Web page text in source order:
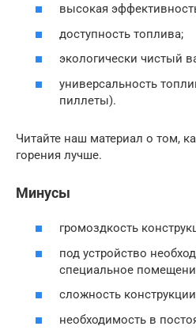
высокая
доступность топлива;
экологически чистый
универсальность
пиллеты).
Читайте наш материал о том,
горения лучше.
Минусы
громоздкость
под устройство
специальное
сложность
необходимость в